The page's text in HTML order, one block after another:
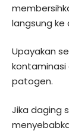
langsung ke
Upayakan
kontaminasi
patogen.
Jika daging